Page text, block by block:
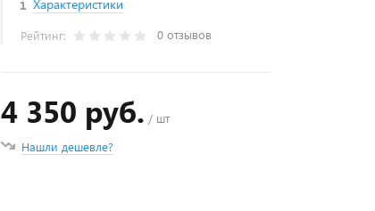
Характеристики
Рейтинг: 0 отзывов
4 350 руб. / шт
Нашли дешевле?